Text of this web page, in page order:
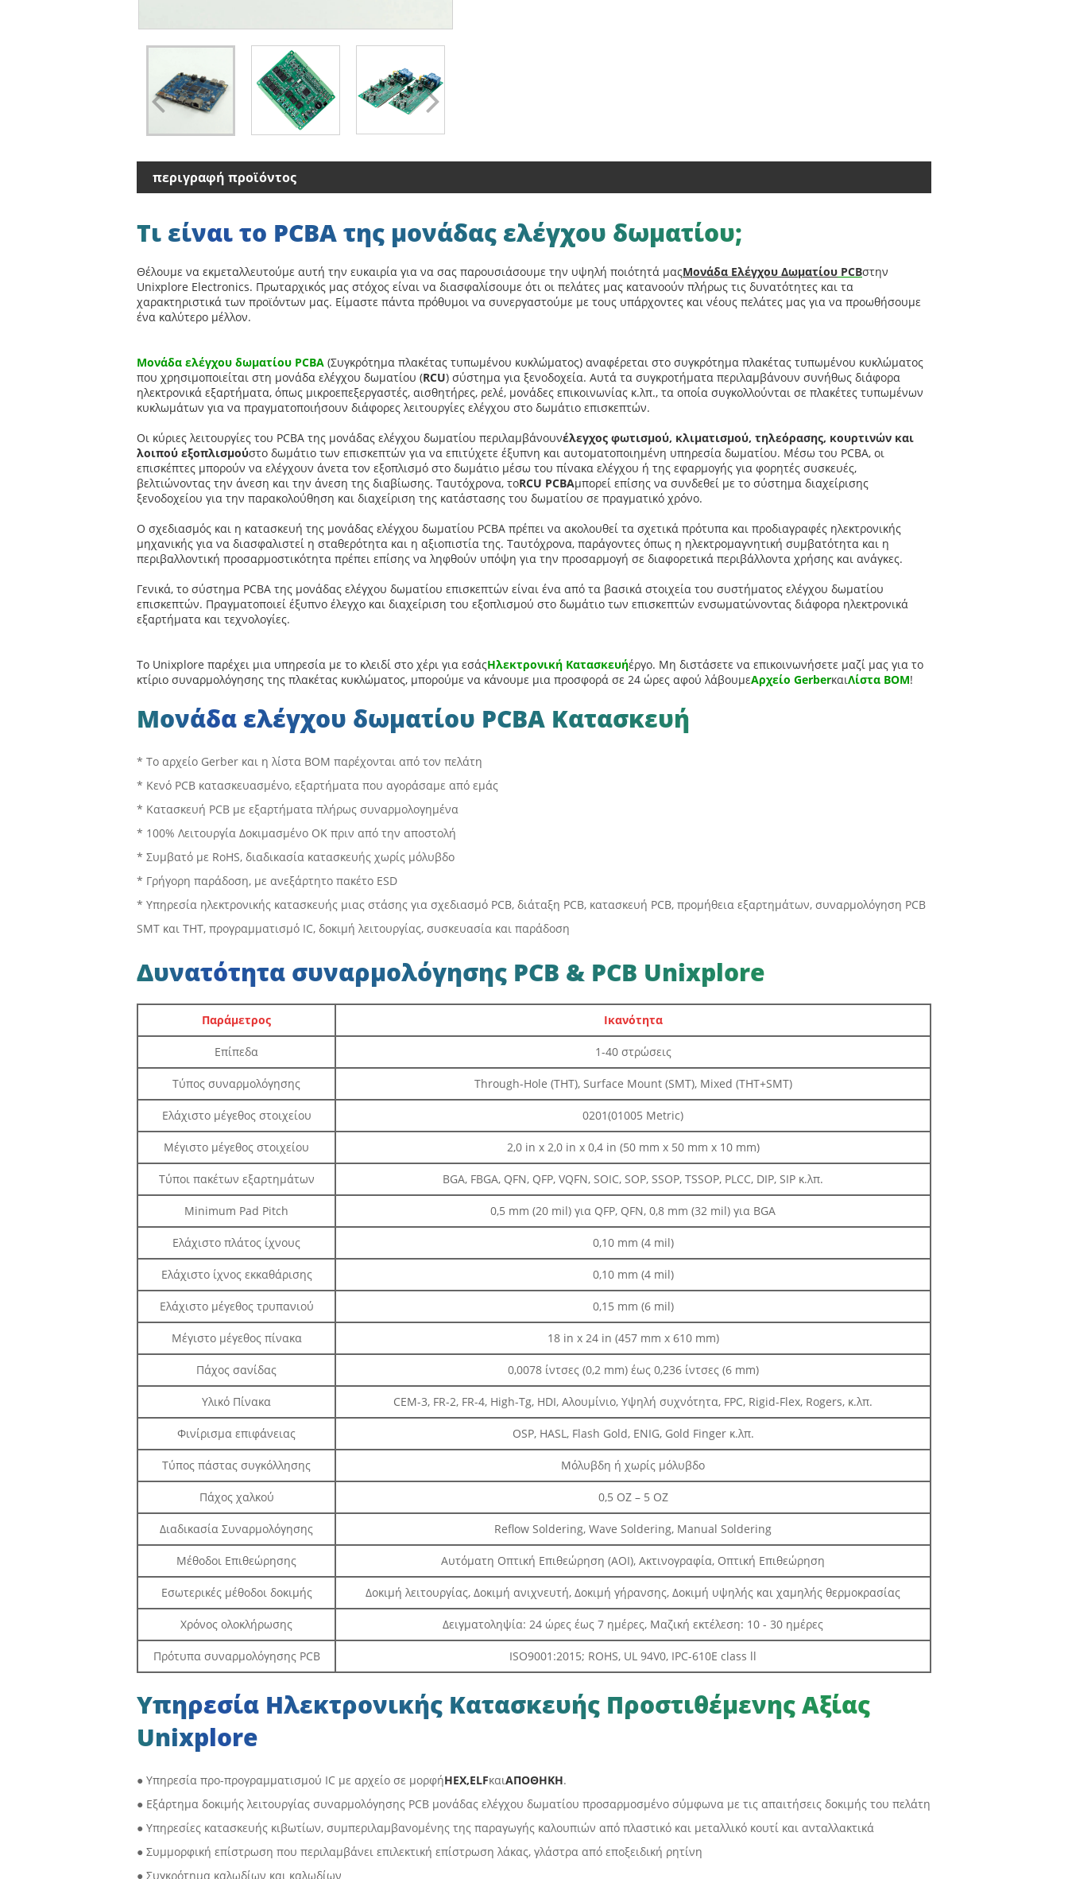
περιγραφή προϊόντος
Τι είναι το PCBA της μονάδας ελέγχου δωματίου;
Θέλουμε να εκμεταλλευτούμε αυτή την ευκαιρία για να σας παρουσιάσουμε την υψηλή ποιότητά μαςΜονάδα Ελέγχου Δωματίου PCBστην
Unixplore Electronics. Πρωταρχικός μας στόχος είναι να διασφαλίσουμε ότι οι πελάτες μας κατανοούν πλήρως τις δυνατότητες και τα
χαρακτηριστικά των προϊόντων μας. Είμαστε πάντα πρόθυμοι να συνεργαστούμε με τους υπάρχοντες και νέους πελάτες μας για να προωθήσουμε
ένα καλύτερο μέλλον.
Μονάδα ελέγχου δωματίου PCBA (Συγκρότημα πλακέτας τυπωμένου κυκλώματος) αναφέρεται στο συγκρότημα πλακέτας τυπωμένου κυκλώματος
που χρησιμοποιείται στη μονάδα ελέγχου δωματίου (RCU) σύστημα για ξενοδοχεία. Αυτά τα συγκροτήματα περιλαμβάνουν συνήθως διάφορα
ηλεκτρονικά εξαρτήματα, όπως μικροεπεξεργαστές, αισθητήρες, ρελέ, μονάδες επικοινωνίας κ.λπ., τα οποία συγκολλούνται σε πλακέτες τυπωμένων
κυκλωμάτων για να πραγματοποιήσουν διάφορες λειτουργίες ελέγχου στο δωμάτιο επισκεπτών.
Οι κύριες λειτουργίες του PCBA της μονάδας ελέγχου δωματίου περιλαμβάνουνέλεγχος φωτισμού, κλιματισμού, τηλεόρασης, κουρτινών και
λοιπού εξοπλισμούστο δωμάτιο των επισκεπτών για να επιτύχετε έξυπνη και αυτοματοποιημένη υπηρεσία δωματίου. Μέσω του PCBA, οι
επισκέπτες μπορούν να ελέγχουν άνετα τον εξοπλισμό στο δωμάτιο μέσω του πίνακα ελέγχου ή της εφαρμογής για φορητές συσκευές,
βελτιώνοντας την άνεση και την άνεση της διαβίωσης. Ταυτόχρονα, τοRCU PCBAμπορεί επίσης να συνδεθεί με το σύστημα διαχείρισης
ξενοδοχείου για την παρακολούθηση και διαχείριση της κατάστασης του δωματίου σε πραγματικό χρόνο.
Ο σχεδιασμός και η κατασκευή της μονάδας ελέγχου δωματίου PCBA πρέπει να ακολουθεί τα σχετικά πρότυπα και προδιαγραφές ηλεκτρονικής
μηχανικής για να διασφαλιστεί η σταθερότητα και η αξιοπιστία της. Ταυτόχρονα, παράγοντες όπως η ηλεκτρομαγνητική συμβατότητα και η
περιβαλλοντική προσαρμοστικότητα πρέπει επίσης να ληφθούν υπόψη για την προσαρμογή σε διαφορετικά περιβάλλοντα χρήσης και ανάγκες.
Γενικά, το σύστημα PCBA της μονάδας ελέγχου δωματίου επισκεπτών είναι ένα από τα βασικά στοιχεία του συστήματος ελέγχου δωματίου
επισκεπτών. Πραγματοποιεί έξυπνο έλεγχο και διαχείριση του εξοπλισμού στο δωμάτιο των επισκεπτών ενσωματώνοντας διάφορα ηλεκτρονικά
εξαρτήματα και τεχνολογίες.
Το Unixplore παρέχει μια υπηρεσία με το κλειδί στο χέρι για εσάςΗλεκτρονική Κατασκευήέργο. Μη διστάσετε να επικοινωνήσετε μαζί μας για το
κτίριο συναρμολόγησης της πλακέτας κυκλώματος, μπορούμε να κάνουμε μια προσφορά σε 24 ώρες αφού λάβουμεΑρχείο GerberκαιΛίστα BOM!
Μονάδα ελέγχου δωματίου PCBA Κατασκευή
* Το αρχείο Gerber και η λίστα BOM παρέχονται από τον πελάτη
* Κενό PCB κατασκευασμένο, εξαρτήματα που αγοράσαμε από εμάς
* Κατασκευή PCB με εξαρτήματα πλήρως συναρμολογημένα
* 100% Λειτουργία Δοκιμασμένο ΟΚ πριν από την αποστολή
* Συμβατό με RoHS, διαδικασία κατασκευής χωρίς μόλυβδο
* Γρήγορη παράδοση, με ανεξάρτητο πακέτο ESD
* Υπηρεσία ηλεκτρονικής κατασκευής μιας στάσης για σχεδιασμό PCB, διάταξη PCB, κατασκευή PCB, προμήθεια εξαρτημάτων, συναρμολόγηση PCB
SMT και THT, προγραμματισμό IC, δοκιμή λειτουργίας, συσκευασία και παράδοση
Δυνατότητα συναρμολόγησης PCB & PCB Unixplore
Παράμετρος Ικανότητα
Επίπεδα 1-40 στρώσεις
Τύπος συναρμολόγησης Through-Hole (THT), Surface Mount (SMT), Mixed (THT+SMT)
Ελάχιστο μέγεθος στοιχείου 0201(01005 Metric)
Μέγιστο μέγεθος στοιχείου 2,0 in x 2,0 in x 0,4 in (50 mm x 50 mm x 10 mm)
Τύποι πακέτων εξαρτημάτων BGA, FBGA, QFN, QFP, VQFN, SOIC, SOP, SSOP, TSSOP, PLCC, DIP, SIP κ.λπ.
Minimum Pad Pitch 0,5 mm (20 mil) για QFP, QFN, 0,8 mm (32 mil) για BGA
Ελάχιστο πλάτος ίχνους 0,10 mm (4 mil)
Ελάχιστο ίχνος εκκαθάρισης 0,10 mm (4 mil)
Ελάχιστο μέγεθος τρυπανιού 0,15 mm (6 mil)
Μέγιστο μέγεθος πίνακα 18 in x 24 in (457 mm x 610 mm)
Πάχος σανίδας 0,0078 ίντσες (0,2 mm) έως 0,236 ίντσες (6 mm)
Υλικό Πίνακα CEM-3, FR-2, FR-4, High-Tg, HDI, Αλουμίνιο, Υψηλή συχνότητα, FPC, Rigid-Flex, Rogers, κ.λπ.
Φινίρισμα επιφάνειας OSP, HASL, Flash Gold, ENIG, Gold Finger κ.λπ.
Τύπος πάστας συγκόλλησης Μόλυβδη ή χωρίς μόλυβδο
Πάχος χαλκού 0,5 ΟΖ – 5 ΟΖ
Διαδικασία Συναρμολόγησης Reflow Soldering, Wave Soldering, Manual Soldering
Μέθοδοι Επιθεώρησης Αυτόματη Οπτική Επιθεώρηση (AOI), Ακτινογραφία, Οπτική Επιθεώρηση
Εσωτερικές μέθοδοι δοκιμής Δοκιμή λειτουργίας, Δοκιμή ανιχνευτή, Δοκιμή γήρανσης, Δοκιμή υψηλής και χαμηλής θερμοκρασίας
Χρόνος ολοκλήρωσης Δειγματοληψία: 24 ώρες έως 7 ημέρες, Μαζική εκτέλεση: 10 - 30 ημέρες
Πρότυπα συναρμολόγησης PCB ISO9001:2015; ROHS, UL 94V0, IPC-610E class ll
Υπηρεσία Ηλεκτρονικής Κατασκευής Προστιθέμενης Αξίας
Unixplore
● Υπηρεσία προ-προγραμματισμού IC με αρχείο σε μορφήHEX,ELFκαιΑΠΟΘΗΚΗ.
● Εξάρτημα δοκιμής λειτουργίας συναρμολόγησης PCB μονάδας ελέγχου δωματίου προσαρμοσμένο σύμφωνα με τις απαιτήσεις δοκιμής του πελάτη
● Υπηρεσίες κατασκευής κιβωτίων, συμπεριλαμβανομένης της παραγωγής καλουπιών από πλαστικό και μεταλλικό κουτί και ανταλλακτικά
● Συμμορφική επίστρωση που περιλαμβάνει επιλεκτική επίστρωση λάκας, γλάστρα από εποξειδική ρητίνη
● Συγκρότημα καλωδίων και καλωδίων